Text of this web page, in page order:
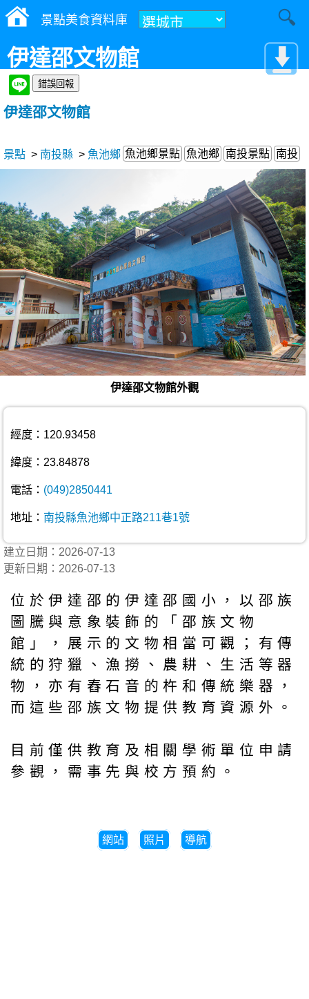
景點美食資料庫
伊達邵文物館
伊達邵文物館
景點 > 南投縣 > 魚池鄉 魚池鄉景點 魚池鄉 南投景點 南投
伊達邵文物館外觀
經度：120.93458
緯度：23.84878
電話： (049)2850441
地址： 南投縣魚池鄉中正路211巷1號
建立日期：2026-07-13
更新日期：2026-07-13
位於伊達邵的伊達邵國小，以邵族
圖騰與意象裝飾的「邵族文物
館」，展示的文物相當可觀；有傳
統的狩獵、漁撈、農耕、生活等器
物，亦有舂石音的杵和傳統樂器，
而這些邵族文物提供教育資源外。
目前僅供教育及相關學術單位申請
參觀，需事先與校方預約。
網站 照片 導航